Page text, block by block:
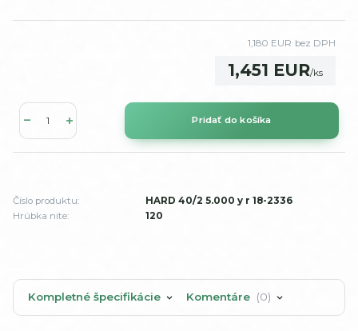
1,451 EUR/ks
1,180 EUR bez DPH
Pridať do košíka
Číslo produktu:
HARD 40/2 5.000 y r 18-2336
Hrúbka nite:
120
Kompletné špecifikácie Komentáre 0